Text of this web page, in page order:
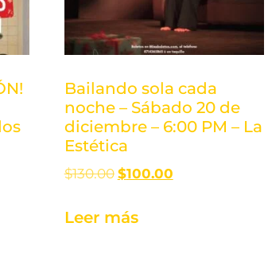
Bailando sola cada
noche – Sábado 20 de
diciembre – 6:00 PM – La
Estética
$130.00 $100.00
Leer más